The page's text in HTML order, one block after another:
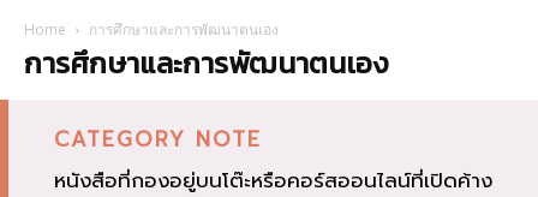
Home การศึกษาและการพัฒนาตนเอง
การศึกษาและการพัฒนาตนเอง
CATEGORY NOTE
หนังสือที่กองอยู่บนโต๊ะหรือคอร์สออนไลน์ที่เปิดค้าง